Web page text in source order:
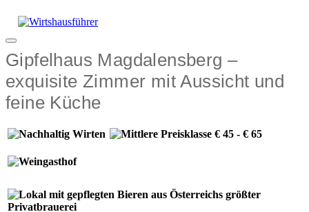
Inhalt
Menü
Gipfelhaus Magdalensberg –
exquisite Zimmer mit Aussicht und
feine Küche